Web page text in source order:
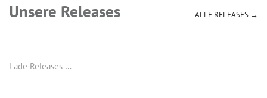
Unsere Releases ALLE RELEASES →
Lade Releases …